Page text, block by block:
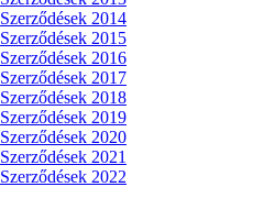
Szerződések 2014
Szerződések 2015
Szerződések 2016
Szerződések 2017
Szerződések 2018
Szerződések 2019
Szerződések 2020
Szerződések 2021
Szerződések 2022